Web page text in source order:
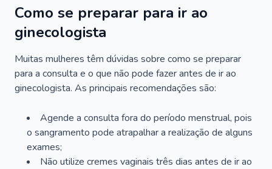
Como se preparar para ir ao
ginecologista
Muitas mulheres têm dúvidas sobre como se preparar
para a consulta e o que não pode fazer antes de ir ao
ginecologista. As principais recomendações são:
Agende a consulta fora do período menstrual, pois
o sangramento pode atrapalhar a realização de alguns
exames;
Não utilize cremes vaginais três dias antes de ir ao